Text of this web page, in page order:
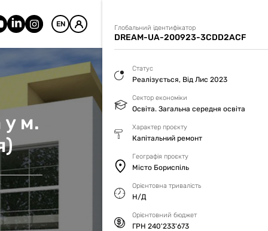
EN
у м.
Глобальний ідентифікатор
DREAM-UA-200923-3CDD2ACF
Статус
Реалізується, Від Лис 2023
Сектор економіки
Освіта. Загальна середня освіта
Характер проєкту
Капітальний ремонт
Географія проєкту
Місто Бориспіль
Орієнтовна тривалість
Н/Д
Орієнтовний бюджет
ГРН 240'233'673